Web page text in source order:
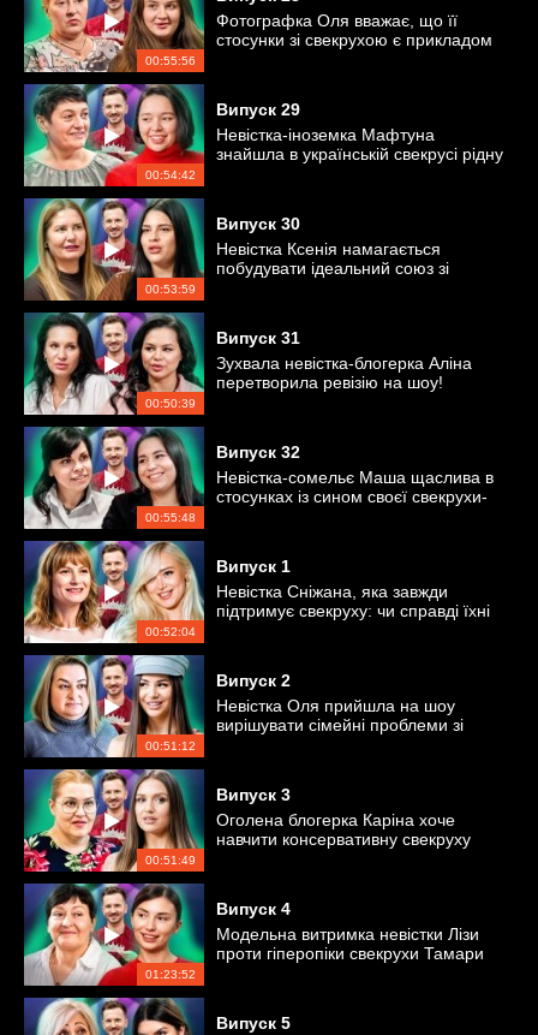
00:55:56
Фотографка Оля вважає, що її
стосунки зі свекрухою є прикладом
00:54:42
Випуск 29
Невістка-іноземка Мафтуна
знайшла в українській свекрусі рідну
00:53:59
Випуск 30
Невістка Ксенія намагається
побудувати ідеальний союз зі
00:50:39
Випуск 31
Зухвала невістка-блогерка Аліна
перетворила ревізію на шоу!
00:55:48
Випуск 32
Невістка-сомельє Маша щаслива в
стосунках із сином своєї свекрухи-
00:52:04
Випуск 1
Невістка Сніжана, яка завжди
підтримує свекруху: чи справді їхні
00:51:12
Випуск 2
Невістка Оля прийшла на шоу
вирішувати сімейні проблеми зі
00:51:49
Випуск 3
Оголена блогерка Каріна хоче
навчити консервативну свекруху
01:23:52
Випуск 4
Модельна витримка невістки Лізи
проти гіперопіки свекрухи Тамари
Випуск 5